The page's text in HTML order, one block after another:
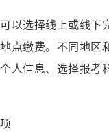
以选择线上或线
点缴费。不同地
人信息、选择报